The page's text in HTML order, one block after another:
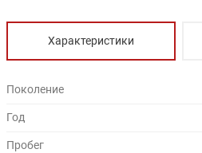
Характеристики
Поколение
Год
Пробег